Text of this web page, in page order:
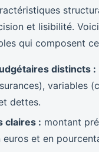
et lisibilité.
qui composent
distincts :
variables
dettes.
claires : montant
euros et en